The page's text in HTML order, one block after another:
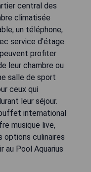
central des
climatisée
un téléphone,
service d'étage
profiter
leur chambre ou
salle de sport
ceux qui
leur séjour.
international
musique live,
options culinaires
au Pool Aquarius